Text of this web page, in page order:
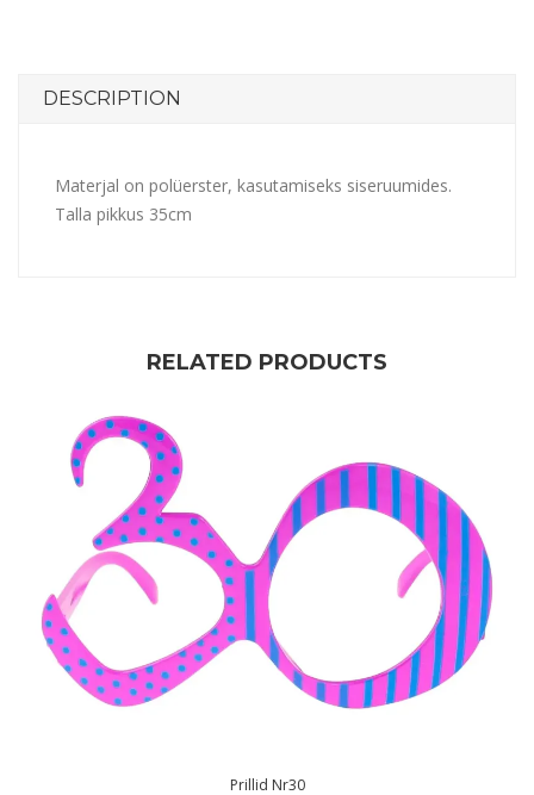
DESCRIPTION
Materjal on polüerster, kasutamiseks siseruumides.
Talla pikkus 35cm
RELATED PRODUCTS
Prillid Nr30